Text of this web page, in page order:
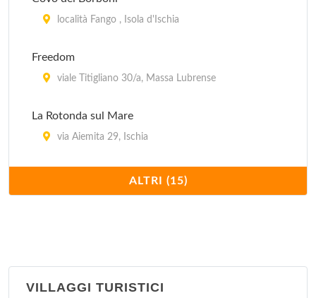
località Fango , Isola d'Ischia
Freedom
viale Titigliano 30/a, Massa Lubrense
La Rotonda sul Mare
via Aiemita 29, Ischia
Le Terrazze Hotel Residence
via Nastro Verde 98, Sorrento
Nettuno
ALTRI (15)
VILLAGGI TURISTICI